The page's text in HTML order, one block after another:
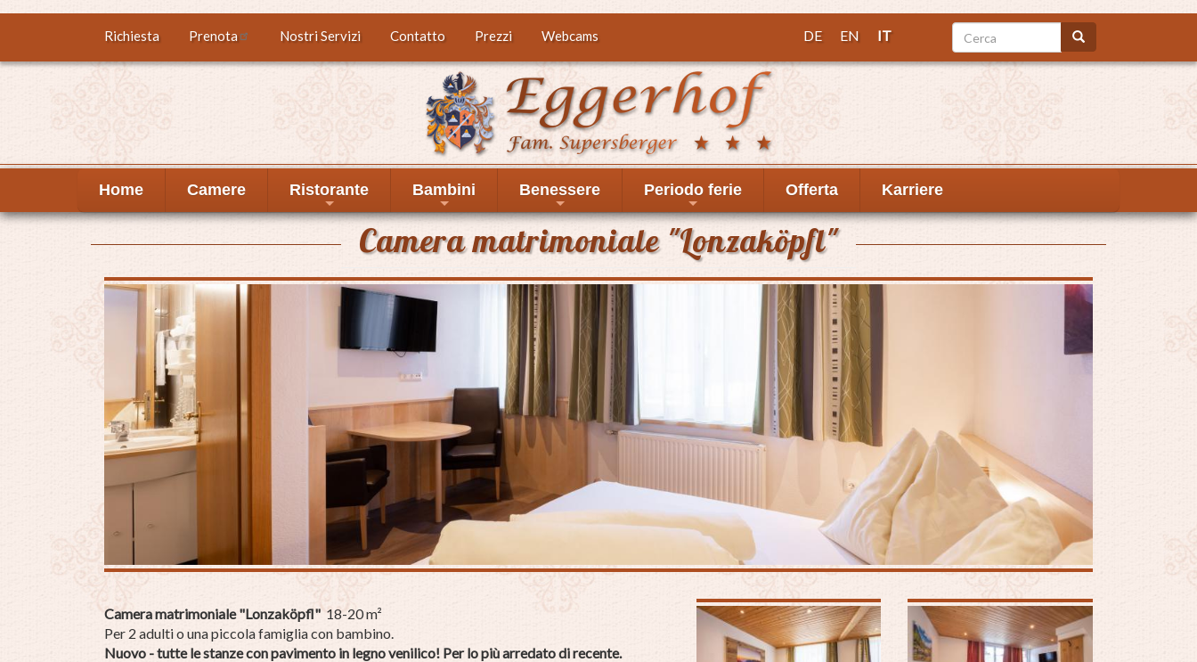
contenuto
Top
menu
Richiesta Prenota Nostri Servizi Contatto Prezzi Webcams DE EN IT Cerca Cerca
Home Camere
+
Ristorante
+
Bambini
+
Benessere
+
Periodo ferie Offerta Karriere
Camera matrimoniale "Lonzaköpfl"
Camera matrimoniale "Lonzaköpfl" 18-20 m²
Per 2 adulti o una piccola famiglia con bambino.
Nuovo - tutte le stanze con pavimento in legno venilico! Per lo più arredato di recente.